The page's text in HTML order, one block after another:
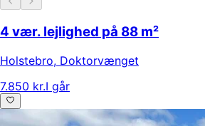
4 vær. lejlighed på 88 m²
Holstebro, Doktorvænget
7.850 kr.I går